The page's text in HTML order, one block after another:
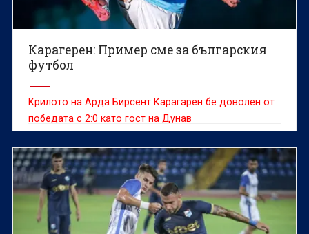
Карагерен: Пример сме за българския
футбол
Крилото на Арда Бирсент Карагарен бе доволен от
победата с 2:0 като гост на Дунав